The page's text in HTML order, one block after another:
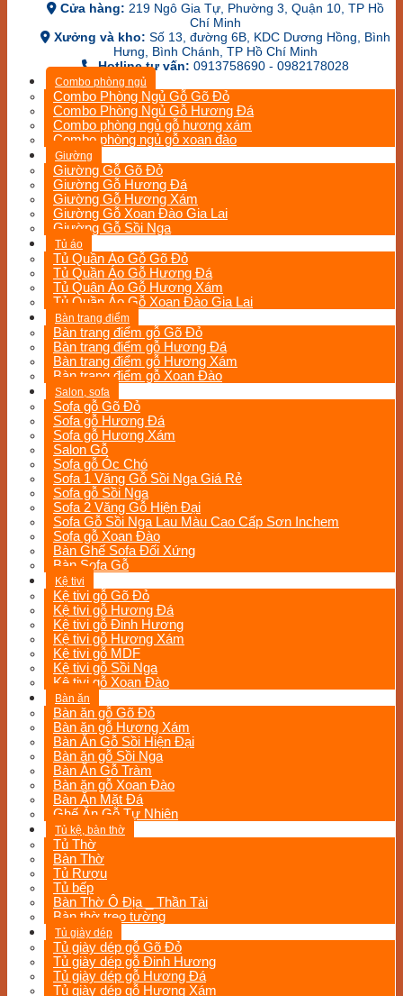
Cửa hàng: 219 Ngô Gia Tự, Phường 3, Quận 10, TP Hồ
Chí Minh
Xưởng và kho: Số 13, đường 6B, KDC Dương Hồng, Bình
Hưng, Bình Chánh, TP Hồ Chí Minh
Hotline tư vấn: 0913758690 - 0982178028
Combo phòng ngủ
Combo Phòng Ngủ Gỗ Gõ Đỏ
Combo Phòng Ngủ Gỗ Hương Đá
Combo phòng ngủ gỗ hương xám
Combo phòng ngủ gỗ xoan đào
Giường
Giường Gỗ Gõ Đỏ
Giường Gỗ Hương Đá
Giường Gỗ Hương Xám
Giường Gỗ Xoan Đào Gia Lai
Giường Gỗ Sồi Nga
Tủ áo
Tủ Quần Áo Gỗ Gõ Đỏ
Tủ Quần Áo Gỗ Hương Đá
Tủ Quân Áo Gỗ Hương Xám
Tủ Quần Áo Gỗ Xoan Đào Gia Lai
Bàn trang điểm
Bàn trang điểm gỗ Gõ Đỏ
Bàn trang điểm gỗ Hương Đá
Bàn trang điểm gỗ Hương Xám
Bàn trang điểm gỗ Xoan Đào
Salon, sofa
Sofa gỗ Gõ Đỏ
Sofa gỗ Hương Đá
Sofa gỗ Hương Xám
Salon Gỗ
Sofa gỗ Óc Chó
Sofa 1 Văng Gỗ Sồi Nga Giá Rẻ
Sofa gỗ Sồi Nga
Sofa 2 Văng Gỗ Hiện Đại
Sofa Gỗ Sồi Nga Lau Màu Cao Cấp Sơn Inchem
Sofa gỗ Xoan Đào
Bàn Ghế Sofa Đối Xứng
Bàn Sofa Gỗ
Kệ tivi
Kệ tivi gỗ Gõ Đỏ
Kệ tivi gỗ Hương Đá
Kệ tivi gỗ Đinh Hương
Kệ tivi gỗ Hương Xám
Kệ tivi gỗ MDF
Kệ tivi gỗ Sồi Nga
Kệ tivi gỗ Xoan Đào
Bàn ăn
Bàn ăn gỗ Gõ Đỏ
Bàn ăn gỗ Hương Xám
Bàn Ăn Gỗ Sồi Hiện Đại
Bàn ăn gỗ Sồi Nga
Bàn Ăn Gỗ Tràm
Bàn ăn gỗ Xoan Đào
Bàn Ăn Mặt Đá
Ghế Ăn Gỗ Tự Nhiên
Tủ kệ, bàn thờ
Tủ Thờ
Bàn Thờ
Tủ Rượu
Tủ bếp
Bàn Thờ Ô Địa _ Thần Tài
Bàn thờ treo tường
Tủ giày dép
Tủ giày dép gỗ Gõ Đỏ
Tủ giày dép gỗ Đinh Hương
Tủ giày dép gỗ Hương Đá
Tủ giày dép gỗ Hương Xám